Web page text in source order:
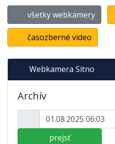
všetky webkamery
časozberné video
Webkamera Sitno
Archív
prejsť